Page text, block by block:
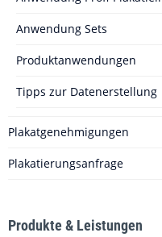
Anwendung Sets
Produktanwendungen
Tipps zur Datenerstellung
Plakatgenehmigungen
Plakatierungsanfrage
Produkte & Leistungen